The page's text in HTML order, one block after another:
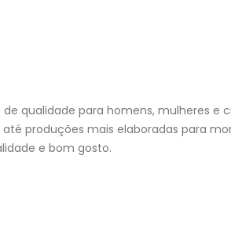
qualidade para homens, mulheres e
produções mais elaboradas para
e bom gosto.